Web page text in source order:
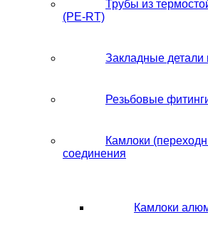
Трубы из
(PE-RT)
Закладные
Резьбовые
Камлоки
соединения
Камлоки